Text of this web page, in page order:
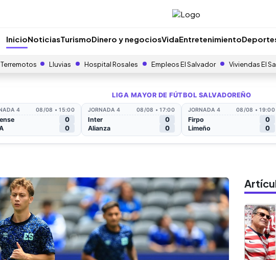
InicioNoticiasTurismoDinero y negociosVidaEntretenimiento
Terremotos Lluvias Hospital Rosales Empleos El Salvador Viviendas El